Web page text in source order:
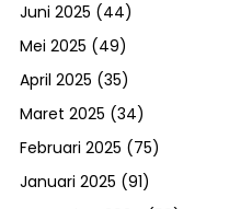
Juni 2025 (44)
Mei 2025 (49)
April 2025 (35)
Maret 2025 (34)
Februari 2025 (75)
Januari 2025 (91)